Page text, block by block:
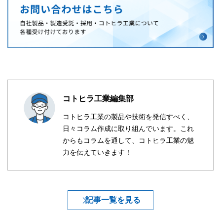
コトヒラ工業編集部
コトヒラ工業の製品や技術を発信すべく、
日々コラム作成に取り組んでいます。これ
からもコラムを通して、コトヒラ工業の魅
力を伝えていきます！
記事一覧を見る